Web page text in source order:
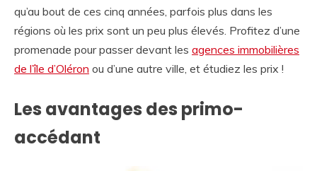
qu’au bout de ces cinq années, parfois plus dans les
régions où les prix sont un peu plus élevés. Profitez d’une
promenade pour passer devant les agences immobilières
de l’île d’Oléron ou d’une autre ville, et étudiez les prix !
Les avantages des primo-
accédant